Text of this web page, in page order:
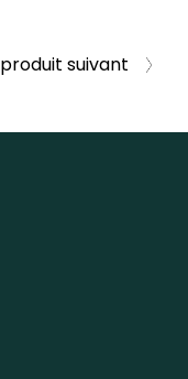
produit suivant